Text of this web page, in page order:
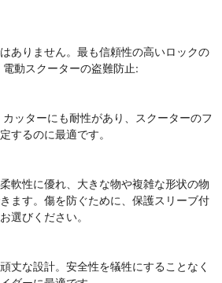
ありません。最も信頼性の高いロックの
動スクーターの盗難防止:
ッターにも耐性があり、スクーターのフ
するのに最適です。
軟性に優れ、大きな物や複雑な形状の物
ます。傷を防ぐために、保護スリーブ付
選びください。
丈な設計。安全性を犠牲にすることなく